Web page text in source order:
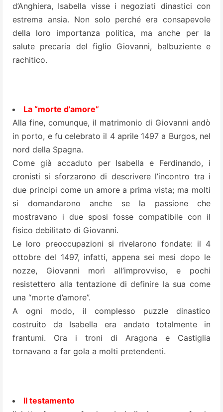
d’Anghiera, Isabella visse i negoziati dinastici con
estrema ansia. Non solo perché era consapevole
della loro importanza politica, ma anche per la
salute precaria del figlio Giovanni, balbuziente e
rachitico.
La “morte d’amore”
Alla fine, comunque, il matrimonio di Giovanni andò
in porto, e fu celebrato il 4 aprile 1497 a Burgos, nel
nord della Spagna.
Come già accaduto per Isabella e Ferdinando, i
cronisti si sforzarono di descrivere l’incontro tra i
due principi come un amore a prima vista; ma molti
si domandarono anche se la passione che
mostravano i due sposi fosse compatibile con il
fisico debilitato di Giovanni.
Le loro preoccupazioni si rivelarono fondate: il 4
ottobre del 1497, infatti, appena sei mesi dopo le
nozze, Giovanni morì all’improvviso, e pochi
resistettero alla tentazione di definire la sua come
una “morte d’amore”.
A ogni modo, il complesso puzzle dinastico
costruito da Isabella era andato totalmente in
frantumi. Ora i troni di Aragona e Castiglia
tornavano a far gola a molti pretendenti.
Il testamento